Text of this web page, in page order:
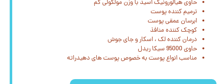
حاوی هیالورونیک اسید با وزن مولکولی کم
ترمیم کننده پوست
ابرسان عمقی پوست
کوچک کننده منافذ
درمان کننده لک ، اسکار و جای جوش
حاوی 95000 سیکا ریدل
مناسب انواع پوست به خصوص پوست های دهیدراته